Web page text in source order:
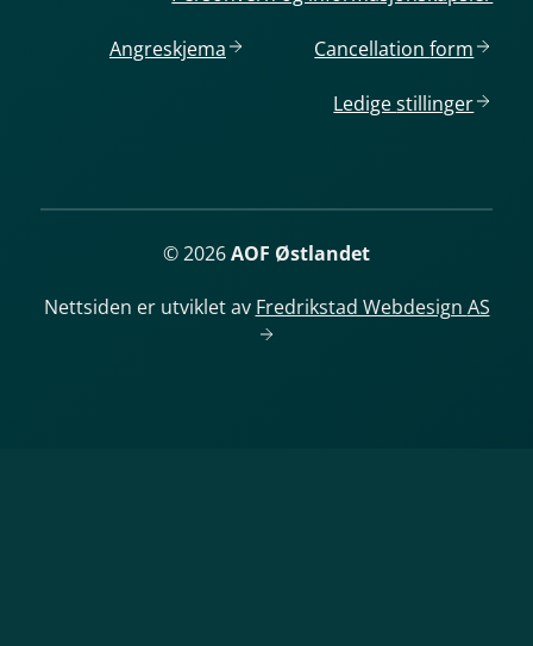
Angreskjema Cancellationform
Ledigestillinger
© 2026AOF Østlandet
Nettsiden er utviklet av Fredrikstad Webdesign AS